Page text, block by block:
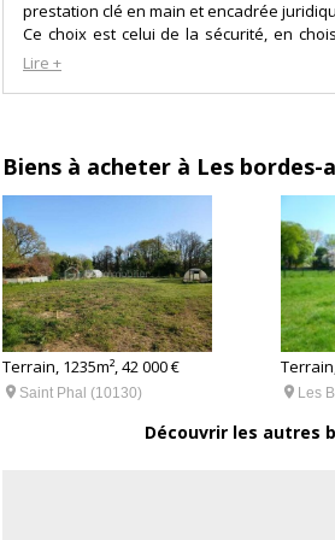
prestation clé en main et encadrée
Ce choix est celui de la sécurité, en
profitez des garanties du leader
l'ensemble du suivi de chantier.
Nous nous occupons de la gestion de
plans, artisans…) et nous assurons
plans à la remise des clés.
Lire +
Biens à acheter à Les bordes-
Terrain, 1235m², 42 000 €
 Saint Phal (10130)  Les
Découvrir les autres